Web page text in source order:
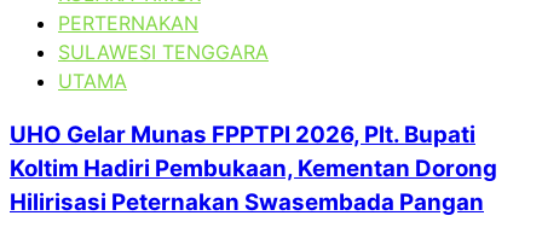
PERTERNAKAN
SULAWESI TENGGARA
UTAMA
UHO Gelar Munas FPPTPI 2026, Plt. Bupati
Koltim Hadiri Pembukaan, Kementan Dorong
Hilirisasi Peternakan Swasembada Pangan